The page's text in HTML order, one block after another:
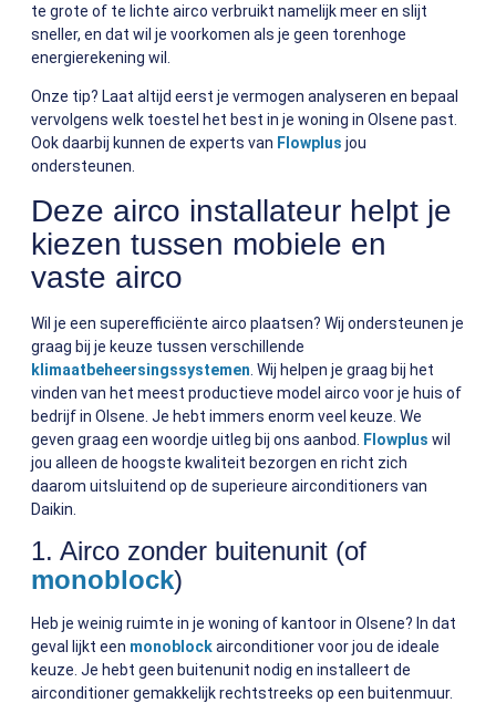
te grote of te lichte airco verbruikt namelijk meer en slijt
sneller, en dat wil je voorkomen als je geen torenhoge
energierekening wil.
Onze tip? Laat altijd eerst je vermogen analyseren en bepaal
vervolgens welk toestel het best in je woning in Olsene past.
Ook daarbij kunnen de experts van Flowplus jou
ondersteunen.
Deze airco installateur helpt je
kiezen tussen mobiele en
vaste airco
Wil je een superefficiënte airco plaatsen? Wij ondersteunen je
graag bij je keuze tussen verschillende
klimaatbeheersingssystemen . Wij helpen je graag bij het
vinden van het meest productieve model airco voor je huis of
bedrijf in Olsene. Je hebt immers enorm veel keuze. We
geven graag een woordje uitleg bij ons aanbod. Flowplus wil
jou alleen de hoogste kwaliteit bezorgen en richt zich
daarom uitsluitend op de superieure airconditioners van
Daikin.
1. Airco zonder buitenunit (of
monoblock)
Heb je weinig ruimte in je woning of kantoor in Olsene? In dat
geval lijkt een monoblockairconditioner voor jou de ideale
keuze. Je hebt geen buitenunit nodig en installeert de
airconditioner gemakkelijk rechtstreeks op een buitenmuur.